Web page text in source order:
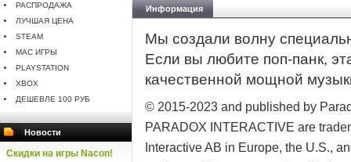
РАСПРОДАЖА
ЛУЧШАЯ ЦЕНА
STEAM
MAC ИГРЫ
PLAYSTATION
XBOX
ДЕШЕВЛЕ 100 РУБ
Новости
Скидки на игры Nacon!
Информация
Мы создали волну
Если вы любите поп-панк,
качественной мощной
© 2015-2023 and published by
PARADOX INTERACTIVE are
Interactive AB in Europe, the U.S.,